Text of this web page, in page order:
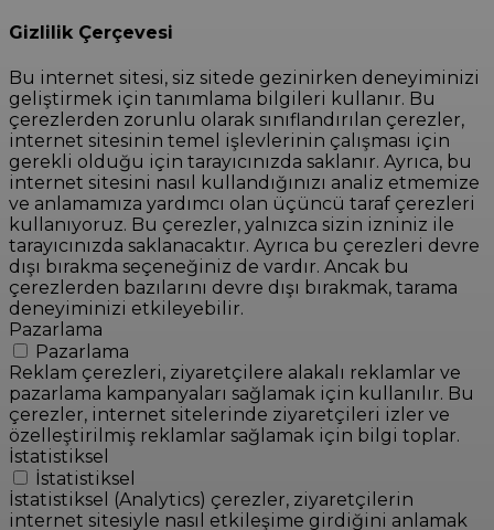
Gizlilik Çerçevesi
Bu internet sitesi, siz sitede gezinirken deneyiminizi
geliştirmek için tanımlama bilgileri kullanır. Bu
çerezlerden zorunlu olarak sınıflandırılan çerezler,
internet sitesinin temel işlevlerinin çalışması için
gerekli olduğu için tarayıcınızda saklanır. Ayrıca, bu
internet sitesini nasıl kullandığınızı analiz etmemize
ve anlamamıza yardımcı olan üçüncü taraf çerezleri
kullanıyoruz. Bu çerezler, yalnızca sizin izniniz ile
tarayıcınızda saklanacaktır. Ayrıca bu çerezleri devre
dışı bırakma seçeneğiniz de vardır. Ancak bu
çerezlerden bazılarını devre dışı bırakmak, tarama
deneyiminizi etkileyebilir.
Pazarlama
Pazarlama
Reklam çerezleri, ziyaretçilere alakalı reklamlar ve
pazarlama kampanyaları sağlamak için kullanılır. Bu
çerezler, internet sitelerinde ziyaretçileri izler ve
özelleştirilmiş reklamlar sağlamak için bilgi toplar.
İstatistiksel
İstatistiksel
İstatistiksel (Analytics) çerezler, ziyaretçilerin
internet sitesiyle nasıl etkileşime girdiğini anlamak